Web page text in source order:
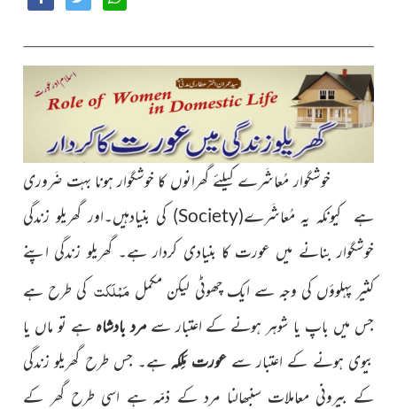
خوشگوار مُعاشَرے کیلئے گھرانوں کا خوشگوار ہونا بہت ضَروری
ہے کیونکہ یہ مُعاشَرے(
Society
) کی بنیادہیں۔اور گھریلو زندگی
خوشگوار بنانے میں عورت کا بنیادی کردار ہے۔ گھریلو زندگی اپنے
کثیر پہلوؤں کی وجہ سے ایک چھوٹی لیکن مکمل مَمْلَکت کی طرح ہے
جس میں باپ یا شوہر ہونے کے اعتبار سےمرد بادشاہ ہے تو ماں یا
بیوی ہونے کے اعتبار سےعورت مَلِکہ ہے۔ جس طرح گھریلو زندگی
کے بیرونی معاملات سنبھالنا مرد کے ذمّہ ہے اسی طرح گھر کے